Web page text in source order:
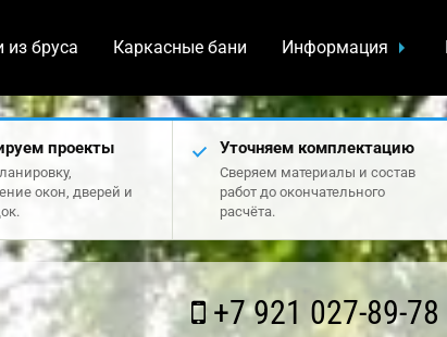
из бруса Каркасные бани Информация
проекты
окон, дверей и
Уточняем комплектацию
Сверяем материалы и состав
работ до окончательного
расчёта.
+7 921 027-89-78